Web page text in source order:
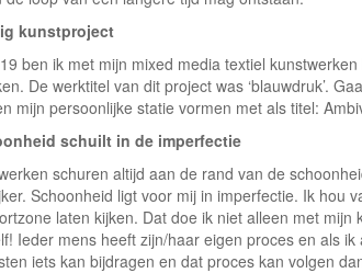
kunstproject
ben ik met mijn mixed media textiel
De werktitel van dit project was ‘blauwdruk’.
mijn persoonlijke statie vormen met als titel:
schuilt in de imperfectie
schuren altijd aan de rand van de
Schoonheid ligt voor mij in imperfectie. Ik hou
laten kijken. Dat doe ik niet alleen met
Ieder mens heeft zijn/haar eigen proces en als
iets kan bijdragen en dat proces kan volgen